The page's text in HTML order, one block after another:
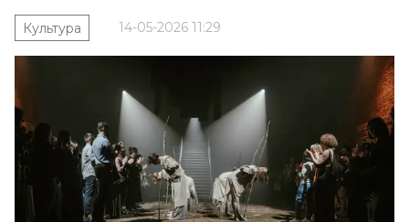
14-05-2026 11:29
Культура